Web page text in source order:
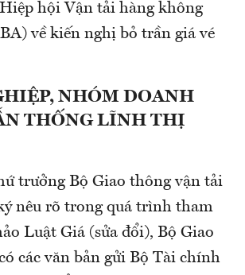
hội Vận tải hàng không
về kiến nghị bỏ trần giá vé
NHÓM DOANH
THỐNG LĨNH THỊ
trưởng Bộ Giao thông vận tải
nêu rõ trong quá trình tham
Luật Giá (sửa đổi), Bộ Giao
các văn bản gửi Bộ Tài chính